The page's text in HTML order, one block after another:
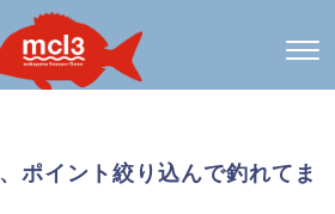
ポイント絞り込んで釣れてま